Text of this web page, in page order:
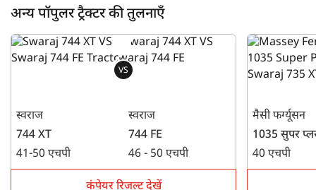
अन्य पॉपुलर ट्रैक्टर की तुलनाएँ
VS
स्वराज
744 XT
41-50 एचपी
स्वराज
744 FE
46 - 50 एचपी
कंपेयर रिजल्ट देखें
मैसी फर्ग्यूसन
1035 सुपर
40 एचपी